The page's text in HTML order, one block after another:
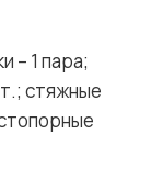
– 1 пара;
стяжные